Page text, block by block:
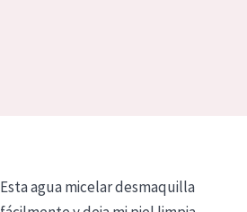
Esta agua micelar desmaquilla